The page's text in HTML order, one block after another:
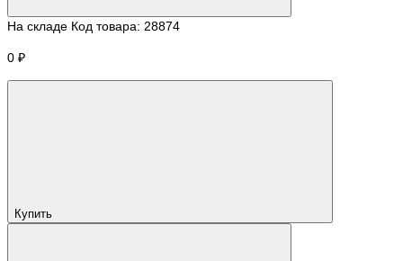
На складе Код товара: 28874
0 ₽
Купить